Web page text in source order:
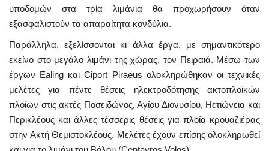
υποδομών στα τρία λιμάνια θα προχωρήσουν όταν
εξασφαλιστούν τα απαραίτητα κονδύλια.
Παράλληλα, εξελίσσονται κι άλλα έργα, με σημαντικότερο
εκείνο στο μεγάλο λιμάνι της χώρας, τον Πειραιά. Μέσω των
έργων Ealing και Ciport Piraeus ολοκληρώθηκαν οι τεχνικές
μελέτες για πέντε θέσεις ηλεκτροδότησης ακτοπλοϊκών
πλοίων στις ακτές Ποσειδώνος, Αγίου Διονυσίου, Ηετιώνεια και
Περικλέους και άλλες τέσσερις θέσεις για πλοία κρουαζιέρας
στην Ακτή Θεμιστοκλέους. Μελέτες έχουν επίσης ολοκληρωθεί